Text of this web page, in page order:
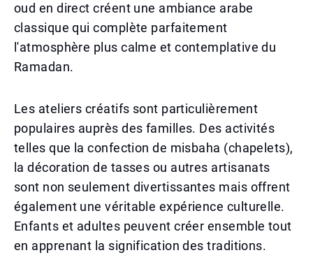
oud en direct créent une ambiance arabe
classique qui complète parfaitement
l'atmosphère plus calme et contemplative du
Ramadan.
Les ateliers créatifs sont particulièrement
populaires auprès des familles. Des activités
telles que la confection de misbaha (chapelets),
la décoration de tasses ou autres artisanats
sont non seulement divertissantes mais offrent
également une véritable expérience culturelle.
Enfants et adultes peuvent créer ensemble tout
en apprenant la signification des traditions.